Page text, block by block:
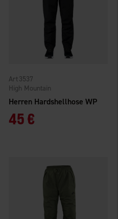
Herren Hardshellhose WP
High Mountain
3537
45 €